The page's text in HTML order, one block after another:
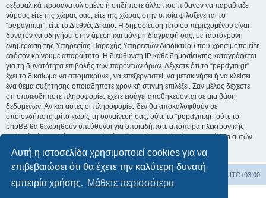
Αυτή η ιστοσελίδα χρησιμοποιεί cookies για να
επιβεβαιώσει ότι θα έχετε την καλύτερη δυνατή
εμπειρία χρήσης. Μάθετε περισσότερα
σεξουαλικά προσανατολισμένο ή οτιδήποτε άλλο που πιθανόν να παραβιάζει
νόμους είτε της χώρας σας, είτε της χώρας στην οποία φιλοξενείται το
“pepdym.gr”, είτε το Διεθνές Δίκαιο. Η δημοσίευση τέτοιου περιεχομένου είναι
δυνατόν να οδηγήσει στην άμεση και μόνιμη διαγραφή σας, με ταυτόχρονη
ενημέρωση της Υπηρεσίας Παροχής Υπηρεσιών Διαδικτύου που χρησιμοποιείτε
εφόσον κρίνουμε απαραίτητο. Η διεύθυνση IP κάθε δημοσίευσης καταγράφεται
για τη δυνατότητα επιβολής των παρόντων όρων. Δέχεστε ότι το “pepdym.gr”
έχει το δικαίωμα να απομακρύνει, να επεξεργαστεί, να μετακινήσει ή να κλείσει
ένα θέμα συζήτησης οποιαδήποτε χρονική στιγμή επιλέξει. Σαν μέλος δέχεστε
ότι οποιεσδήποτε πληροφορίες έχετε εισάγει αποθηκεύονται σε μια βάση
δεδομένων. Αν και αυτές οι πληροφορίες δεν θα αποκαλυφθούν σε
οποιονδήποτε τρίτο χωρίς τη συναίνεσή σας, ούτε το “pepdym.gr” ούτε το
phpBB θα θεωρηθούν υπεύθυνοι για οποιαδήποτε απόπειρα ηλεκτρονικής
εισβολής ή παραβίασης η οποία είναι δυνατόν να οδηγήσει σε απώλεια αυτών
των δεδομένων.
UTC+03:00